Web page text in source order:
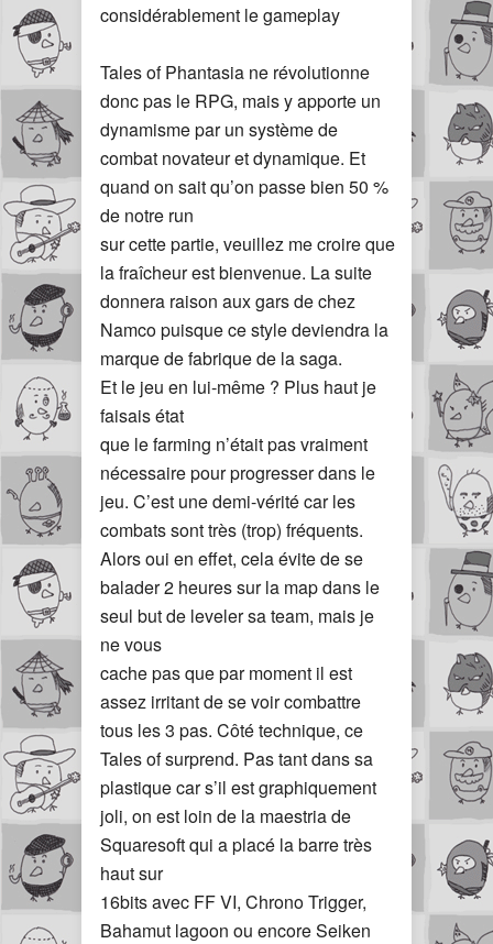
considérablement le gameplay
Tales of Phantasia ne révolutionne
donc pas le RPG, mais y apporte un
dynamisme par un système de
combat novateur et dynamique. Et
quand on sait qu’on passe bien 50 %
de notre run
sur cette partie, veuillez me croire que
la fraîcheur est bienvenue. La suite
donnera raison aux gars de chez
Namco puisque ce style deviendra la
marque de fabrique de la saga.
Et le jeu en lui-même ? Plus haut je
faisais état
que le farming n’était pas vraiment
nécessaire pour progresser dans le
jeu. C’est une demi-vérité car les
combats sont très (trop) fréquents.
Alors oui en effet, cela évite de se
balader 2 heures sur la map dans le
seul but de leveler sa team, mais je
ne vous
cache pas que par moment il est
assez irritant de se voir combattre
tous les 3 pas. Côté technique, ce
Tales of surprend. Pas tant dans sa
plastique car s’il est graphiquement
joli, on est loin de la maestria de
Squaresoft qui a placé la barre très
haut sur
16bits avec FF VI, Chrono Trigger,
Bahamut lagoon ou encore Seiken